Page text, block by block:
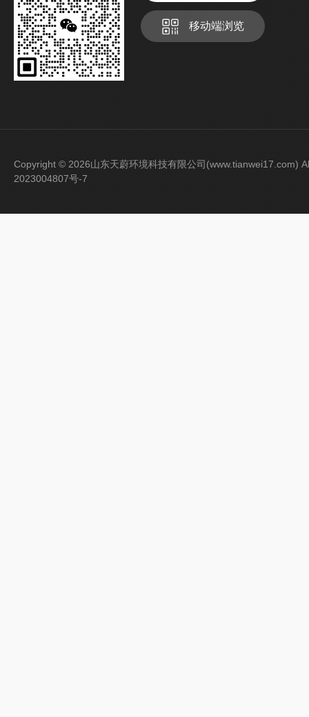
移动端浏览
Copyright © 2026山东天蔚环境科技有限公司(www.tianwei17.com)
2023004807号-7